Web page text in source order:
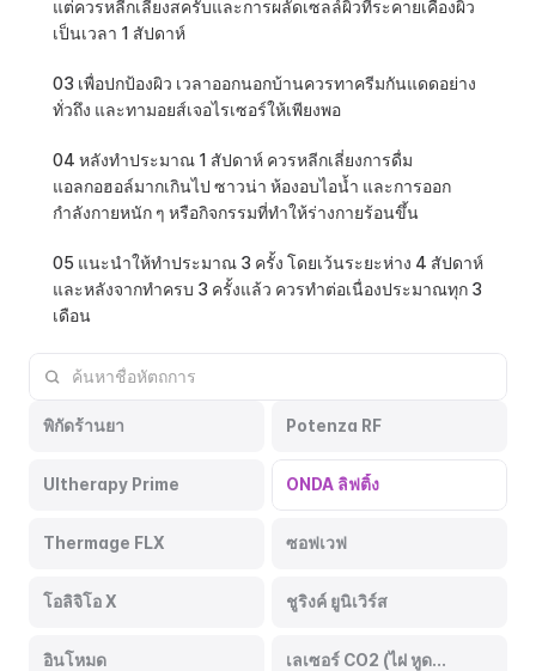
พิกัดร้านยา Potenza RF
Ultherapy Prime ONDA ลิฟติ้ง
Thermage FLX ซอฟเวฟ
โอลิจิโอ X ชูริงค์ ยูนิเวิร์ส
อินโหมด
เลเซอร์ CO2 (ไฝ หูด
แต่ควรหลีกเลี่ยงสครับและการผลัดเซลล์ผิวที่ระคายเคืองผิว
เป็นเวลา 1 สัปดาห์
03 เพื่อปกป้องผิว เวลาออกนอกบ้านควรทาครีมกันแดดอย่าง
ทั่วถึง และทามอยส์เจอไรเซอร์ให้เพียงพอ
04 หลังทำประมาณ 1 สัปดาห์ ควรหลีกเลี่ยงการดื่ม
แอลกอฮอล์มากเกินไป ซาวน่า ห้องอบไอน้ำ และการออก
กำลังกายหนัก ๆ หรือกิจกรรมที่ทำให้ร่างกายร้อนขึ้น
05 แนะนำให้ทำประมาณ 3 ครั้ง โดยเว้นระยะห่าง 4 สัปดาห์
และหลังจากทำครบ 3 ครั้งแล้ว ควรทำต่อเนื่องประมาณทุก 3
เดือน